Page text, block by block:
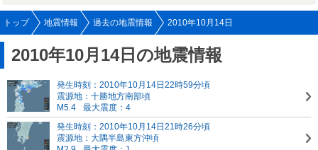
トップ 地震情報 過去の地震情報 2010年10月14日
2010年10月14日の地震情報
発生時刻：2010年10月14日22時59分頃
震源地：十勝地方南部頃
M5.4
最大震度：4
発生時刻：2010年10月14日21時26分頃
震源地：大隅半島東方沖頃